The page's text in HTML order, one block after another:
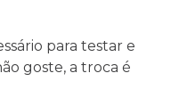
para testar e
goste, a troca é